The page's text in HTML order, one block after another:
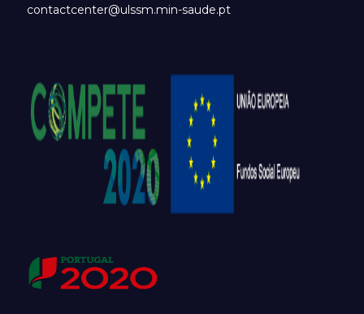
contactcenter@ulssm.min-saude.pt